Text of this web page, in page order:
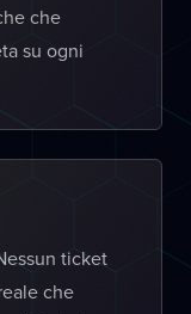
che
su ogni
ticket
che